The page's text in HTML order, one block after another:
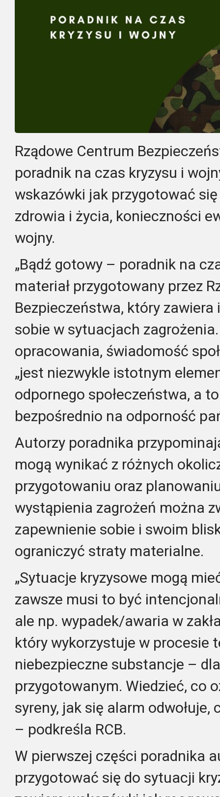
Rządowe Centrum
poradnik na czas kryzysu i
wskazówki jak przygotować
zdrowia i życia, konieczności
wojny.
„Bądź gotowy – poradnik na
materiał przygotowany przez
Bezpieczeństwa, który
sobie w sytuacjach
opracowania, świadomość
„jest niezwykle istotnym
odpornego społeczeństwa, a
bezpośrednio na odporność
Autorzy poradnika
mogą wynikać z różnych
przygotowaniu oraz
wystąpienia zagrożeń można
zapewnienie sobie i swoim
ograniczyć straty materialne.
„Sytuacje kryzysowe mogą
zawsze musi to być
ale np. wypadek/awaria w
który wykorzystuje w procesie
niebezpieczne substancje –
przygotowanym. Wiedzieć, co
syreny, jak się alarm odwołuje,
– podkreśla RCB.
W pierwszej części poradnika
przygotować się do sytuacji